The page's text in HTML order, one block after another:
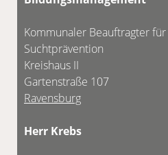
Kommunaler Beauftragter
Suchtprävention
Kreishaus II
Gartenstraße 107
Ravensburg
Herr Krebs